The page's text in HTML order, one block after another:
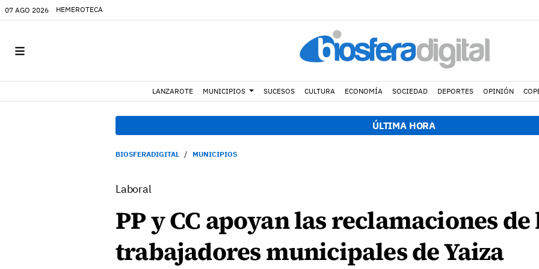
07 AGO 2026 HEMEROTECA
LANZAROTE MUNICIPIOS SUCESOS CULTURA ECONOMÍA SOCIEDAD DEPORTES OPINIÓN
ÚLTIMA HORA
BIOSFERADIGITAL MUNICIPIOS
Laboral
PP y CC apoyan las reclamaciones de
trabajadores municipales de Yaiza